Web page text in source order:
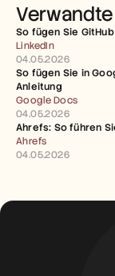
So fügen Sie
LinkedIn
04.05.2026
So fügen Sie in
Anleitung
Google Docs
04.05.2026
Ahrefs: So führen
Ahrefs
04.05.2026